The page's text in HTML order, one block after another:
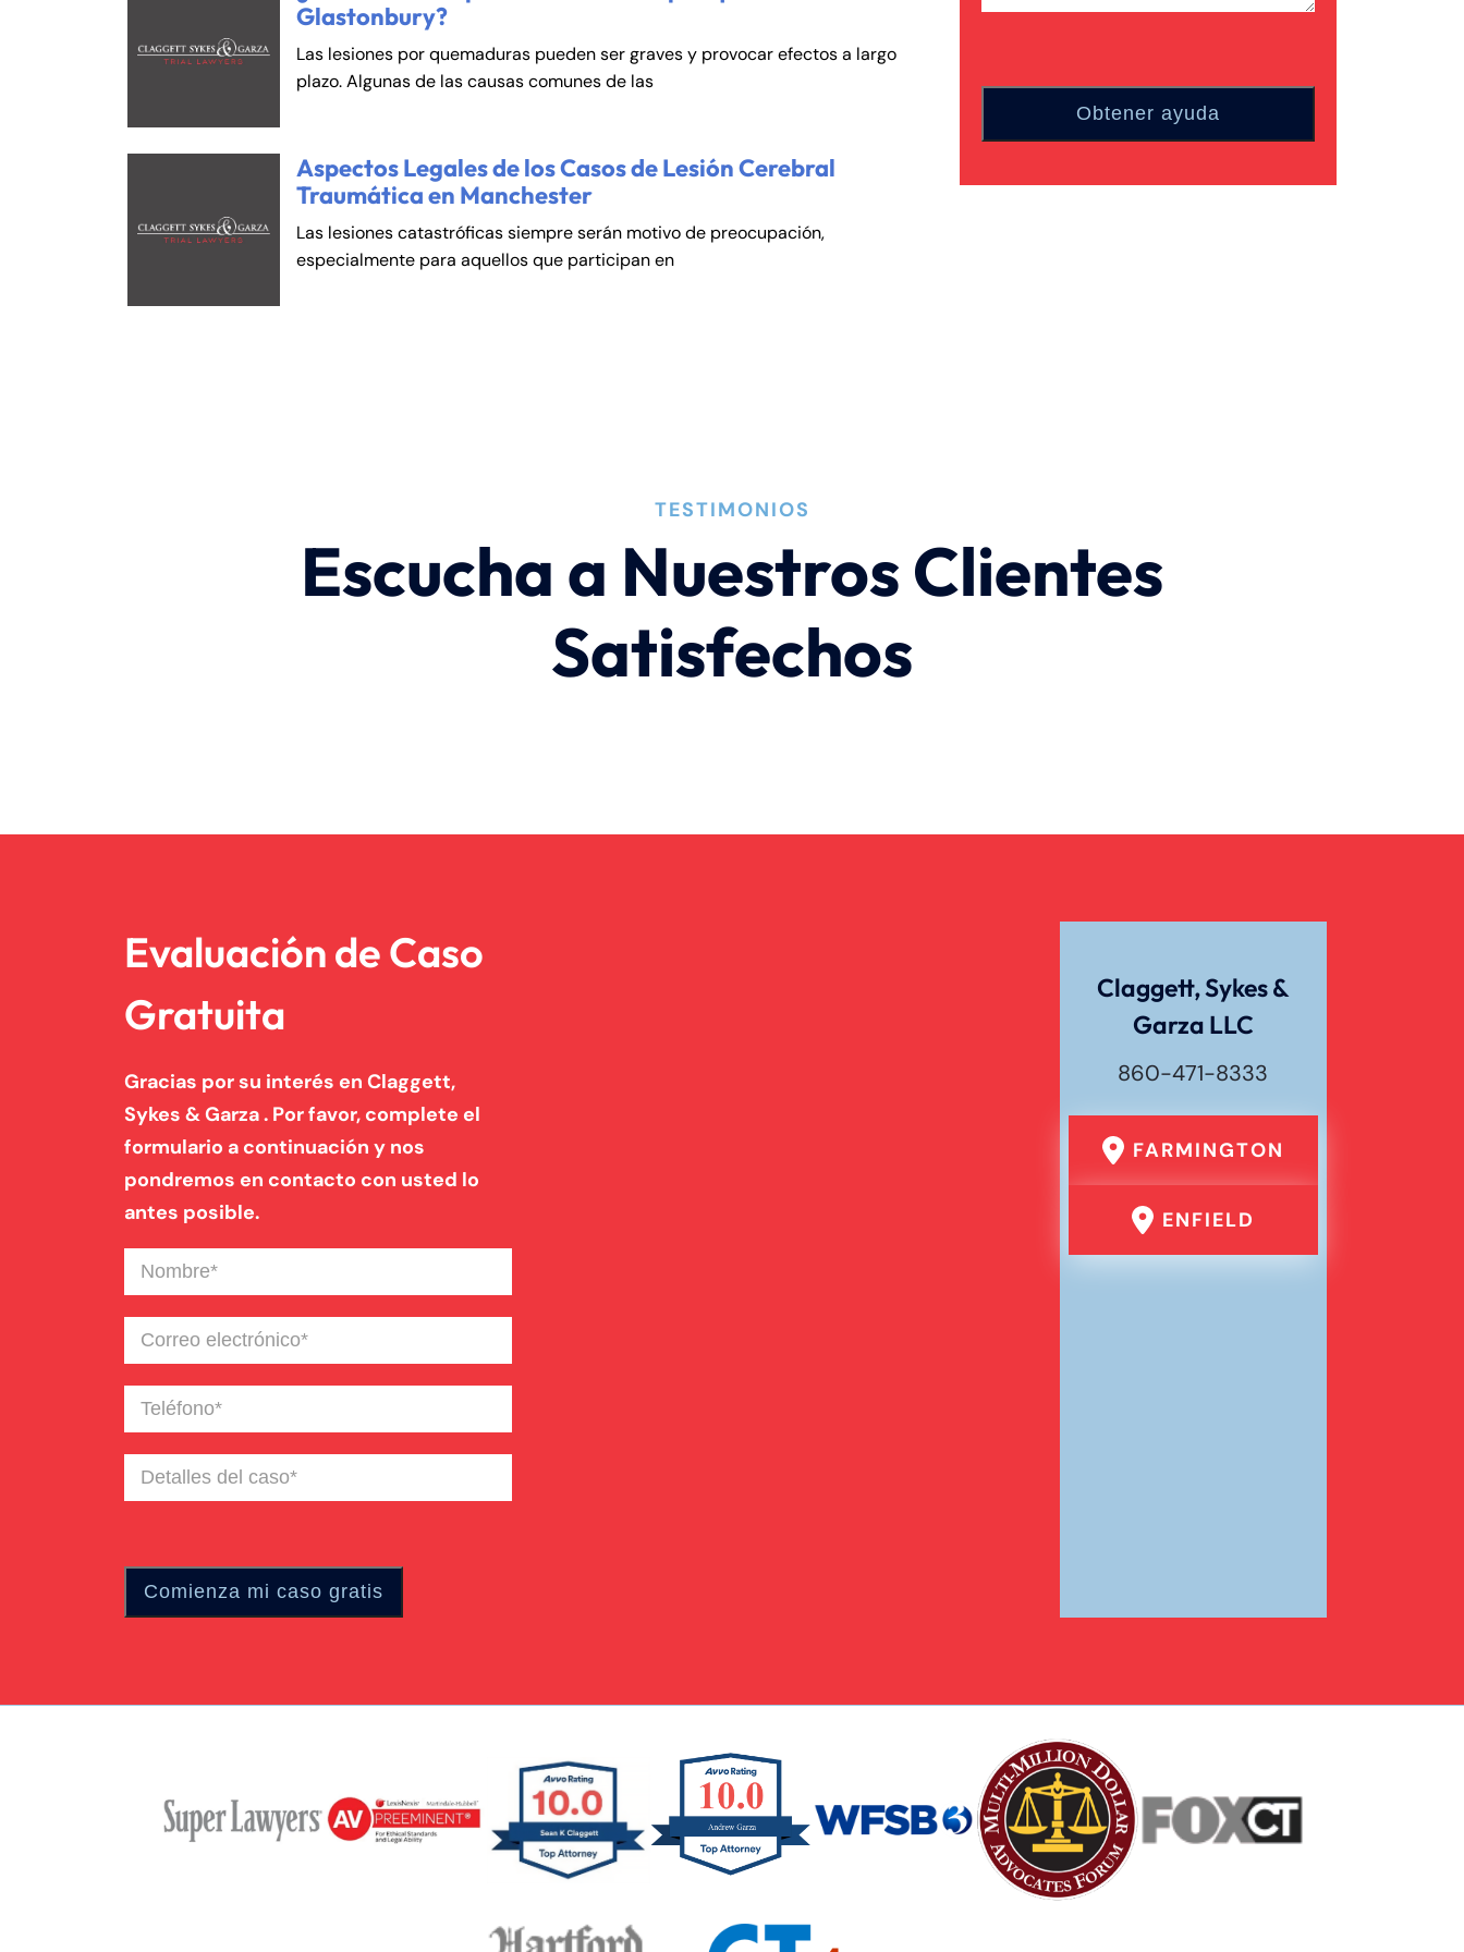
Glastonbury?
Las lesiones por quemaduras pueden ser graves y provocar efectos a largo
plazo. Algunas de las causas comunes de las
Aspectos Legales de los Casos de Lesión Cerebral
Traumática en Manchester
Las lesiones catastróficas siempre serán motivo de preocupación,
especialmente para aquellos que participan en
TESTIMONIOS
Escucha a Nuestros Clientes
Satisfechos
Evaluación de Caso
Gratuita
Gracias por su interés en Claggett,
Sykes & Garza . Por favor, complete el
formulario a continuación y nos
pondremos en contacto con usted lo
antes posible.
Nombre(Required)
Correo
electrónico(Required)
Teléfono(Required)
Detalles
del
Claggett, Sykes &
Garza LLC
860-471-8333
FARMINGTON
ENFIELD